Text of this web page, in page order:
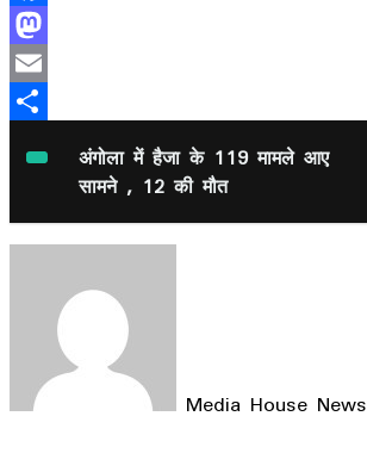
Facebook
Mastodon
Email
अंगोला में हैजा के 119 मामले आए
सामने , 12 की मौत
Media House News